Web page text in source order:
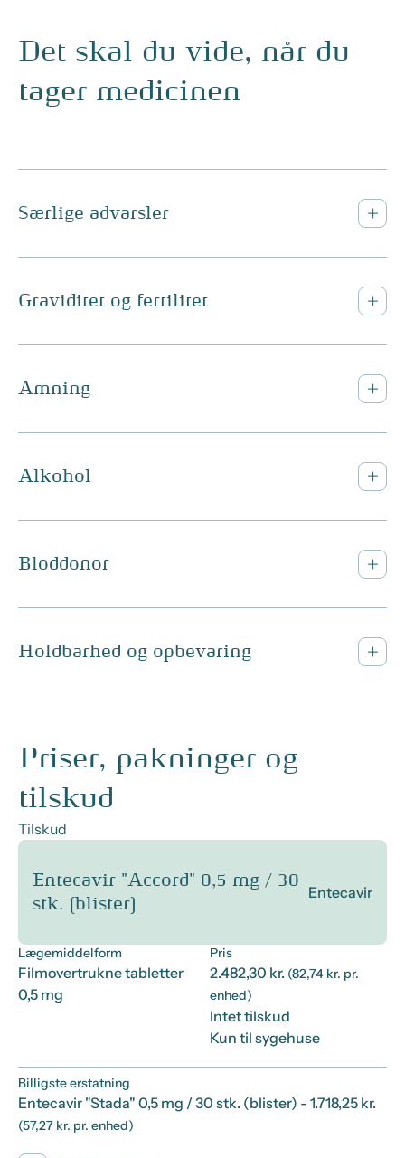
Det skal du vide, når du
tager medicinen
Særlige advarsler
Graviditet og fertilitet
Amning
Alkohol
Bloddonor
Holdbarhed og opbevaring
Priser, pakninger og
tilskud
Tilskud
Entecavir "Accord" 0,5 mg / 30
stk. (blister)
Entecavir
Lægemiddelform
Filmovertrukne tabletter
0,5 mg
Pris
2.482,30 kr. (82,74 kr. pr.
enhed)
Intet tilskud
Kun til sygehuse
Billigste erstatning
Entecavir "Stada" 0,5 mg / 30 stk. (blister) - 1.718,25 kr.
(57,27 kr. pr. enhed)